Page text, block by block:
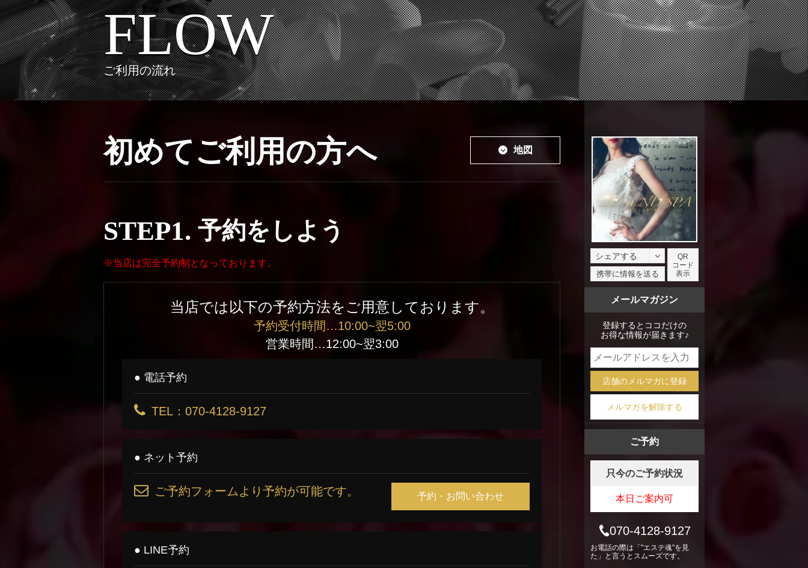
FLOW
ご利用の流れ
初めてご利用の方へ 地図
STEP1. 予約をしよう
※当店は完全予約制となっております。
当店では以下の予約方法をご用意しております。
予約受付時間…10:00~翌5:00
営業時間…12:00~翌3:00
● 電話予約
TEL：070-4128-9127
● ネット予約
ご予約フォームより予約が可能です。 予約・お問い合わせ
● LINE予約
シェアする
facebook
携帯に情報を送る
QR
コード
表示
メールマガジン
登録するとココだけの
お得な情報が届きます♪
店舗のメルマガに登録
メルマガを解除する
ご予約
只今のご予約状況
本日ご案内可
070-4128-9127
お電話の際は「"エステ魂"を見
た」と言うとスムーズです。